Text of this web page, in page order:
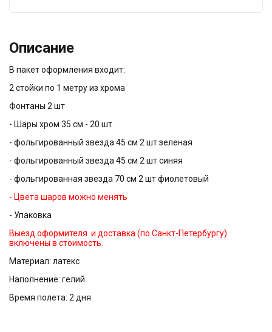
Описание
В пакет оформления входит:
2 стойки по 1 метру из хрома
Фонтаны 2 шт
- Шары хром 35 см - 20 шт
- фольгированный звезда 45 см 2 шт зеленая
- фольгированный звезда 45 см 2 шт синяя
- фольгированная звезда 70 см 2 шт фиолетовый
- Цвета шаров можно менять
- Упаковка
Выезд оформителя и доставка (по Санкт-Петербургу)
включены в стоимость.
Материал: латекс
Наполнение: гелий
Время полета: 2 дня